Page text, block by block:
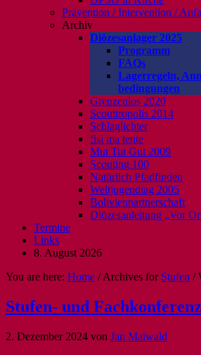
Prävention / Intervention /
Archiv
Diözesanlager 2025
Programm
FAQs
Lagerregeln,
bedingungen
Grenzenlos 2020
Scouttropolis 2014
Schlaglichter
fisi ma tente
Mut Tut Gut 2009
Scouting 100
Natürlich Pfadfinden
Weltjugendtag 2005
Bolivienpartnerschaft
Diözesanleitung „Vor
Termine
Links
8. August 2026
You are here: Home /Archives for Stufen /
Stufen- und
2. Dezember 2024 von Jan Maiwald